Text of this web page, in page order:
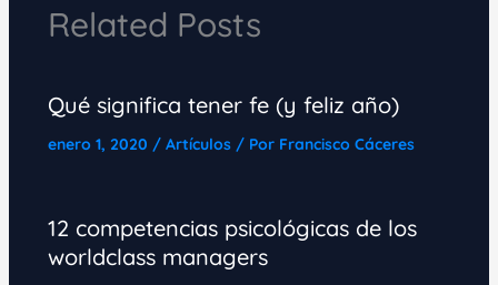
Related Posts
Qué significa tener fe (y feliz año)
enero 1, 2020 / Artículos/ Por Francisco Cáceres
12 competencias psicológicas de los
worldclass managers